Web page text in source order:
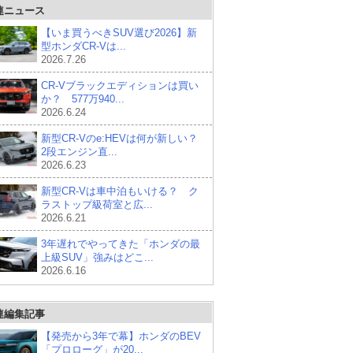
ニュース
【いま買うべきSUV選び2026】新
型ホンダCR-Vは...
2026.7.26
CR-Vブラックエディションは買い
か？ 577万940...
2026.6.24
新型CR-Vのe:HEVは何が新しい？
2段エンジン直...
2026.6.23
新型CR-Vは車中泊もいける？ ク
ラストップ級荷室と広...
2026.6.21
3年遅れでやってきた「ホンダの最
上級SUV」強みはどこ...
2026.6.16
編集記事
【発売から3年で幕】ホンダのBEV
「プロローグ」が20...